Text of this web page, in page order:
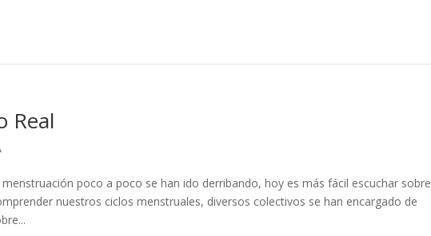
Real
poco a poco se han ido derribando, hoy es más fácil escuchar sobre
nuestros ciclos menstruales, diversos colectivos se han encargado de